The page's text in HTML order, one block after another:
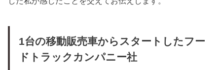
1台の移動販売車からスタートしたフー
ドトラックカンパニー社